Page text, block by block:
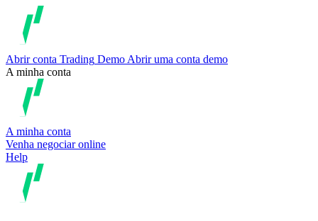
Abrir conta Trading Demo Abrir uma conta demo
A minha conta
A minha conta
Venha negociar online
Help